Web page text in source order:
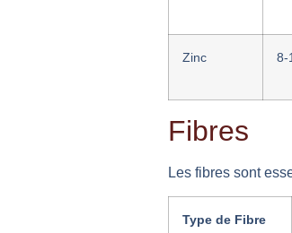
Zinc 8-
Fibres
Les fibres sont
Type de Fibre